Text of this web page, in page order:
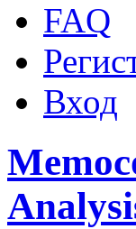
FAQ
Вход